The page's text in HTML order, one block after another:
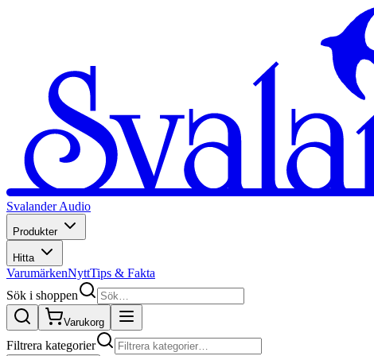
Svalander Audio
Produkter
Hitta
VarumärkenNyttTips & Fakta
Sök i shoppen
Varukorg
Filtrera kategorier